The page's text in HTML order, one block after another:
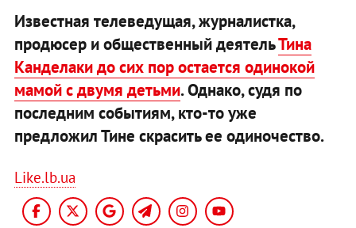
Известная телеведущая, журналистка,
продюсер и общественный деятельТина
Канделаки до сих пор остается одинокой
мамой с двумя детьми. Однако, судя по
последним событиям, кто-то уже
предложил Тине скрасить ее одиночество.
Like.lb.ua